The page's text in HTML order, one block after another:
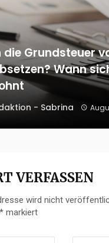
die Grundsteuer
Wann
- Sabrina
VERFASSEN
wird nicht
* markiert